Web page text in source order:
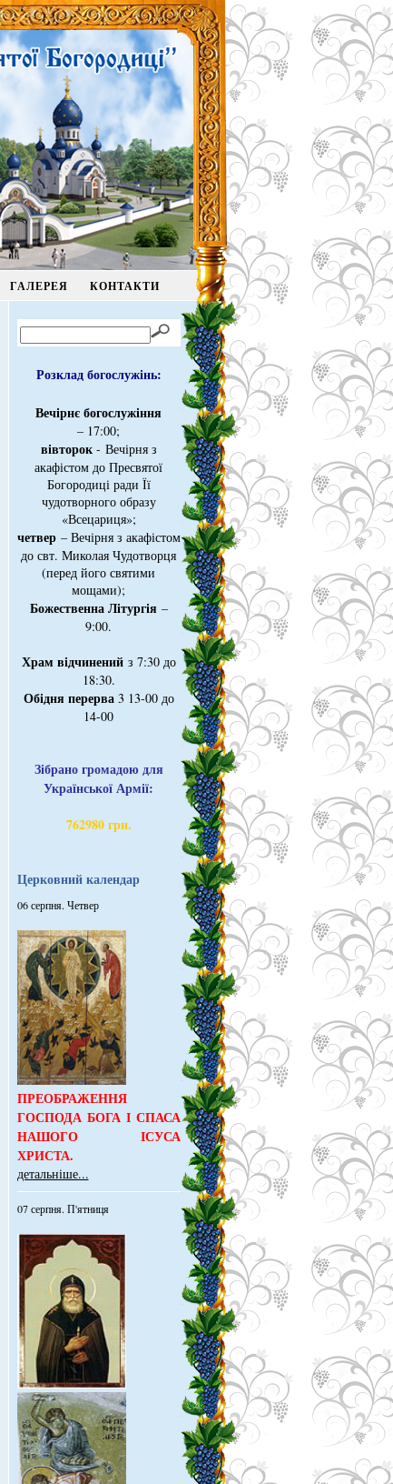
ГАЛЕРЕЯ КОНТАКТИ
Розклад богослужінь:
Вечірнє богослужіння
– 17:00;
вівторок- Вечірня з
акафістом до Пресвятої
Богородиці ради Її
чудотворного образу
«Всецариця»;
четвер– Вечірня з акафістом
до свт. Миколая Чудотворця
(перед його святими
мощами);
Божественна Літургія–
9:00.
Храм відчиненийз 7:30 до
18:30.
Обідня перерва3 13-00 до
14-00
Зібрано громадою для
Української Армії:
762980 грн.
Церковний календар
06 серпня. Четвер
ПРЕОБРАЖЕННЯ
ГОСПОДА БОГА І СПАСА
НАШОГО ІСУСА
ХРИСТА.
детальніше...
07 серпня. П'ятниця